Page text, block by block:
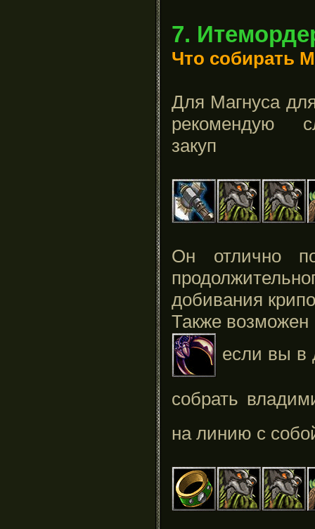
7.
Что собирать
Для Магнуса
рекомендую
закуп
Он отлично
добивания
Также возможен
если вы в
собрать
на линию с